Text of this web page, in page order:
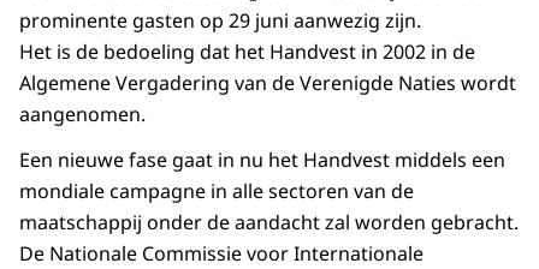
prominente gasten op 29 juni aanwezig zijn.
Het is de bedoeling dat het Handvest in 2002 in de
Algemene Vergadering van de Verenigde Naties wordt
aangenomen.
Een nieuwe fase gaat in nu het Handvest middels een
mondiale campagne in alle sectoren van de
maatschappij onder de aandacht zal worden gebracht.
De Nationale Commissie voor Internationale